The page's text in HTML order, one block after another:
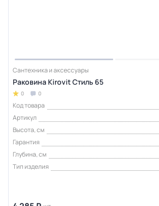
Сантехника и аксессуары
Раковина Kirovit Стиль 65
0 0
Код товара
Артикул
Высота, см
Гарантия
Глубина, см
Тип изделия